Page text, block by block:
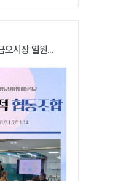
시장 일원...